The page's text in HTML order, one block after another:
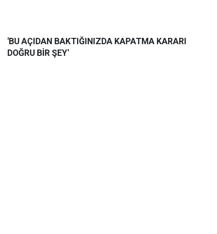
'BU AÇIDAN BAKTIĞINIZDA KAPATMA KARARI
DOĞRU BİR ŞEY'